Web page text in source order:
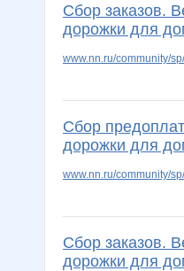
Сбор заказов.
дорожки для
www.nn.ru/community/
Сбор
дорожки для
www.nn.ru/community/
Сбор заказов.
дорожки для